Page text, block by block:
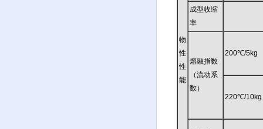
物
性
性
能
成型收缩
率
熔融指数
（流动系
数）
200℃/5kg
220℃/10kg